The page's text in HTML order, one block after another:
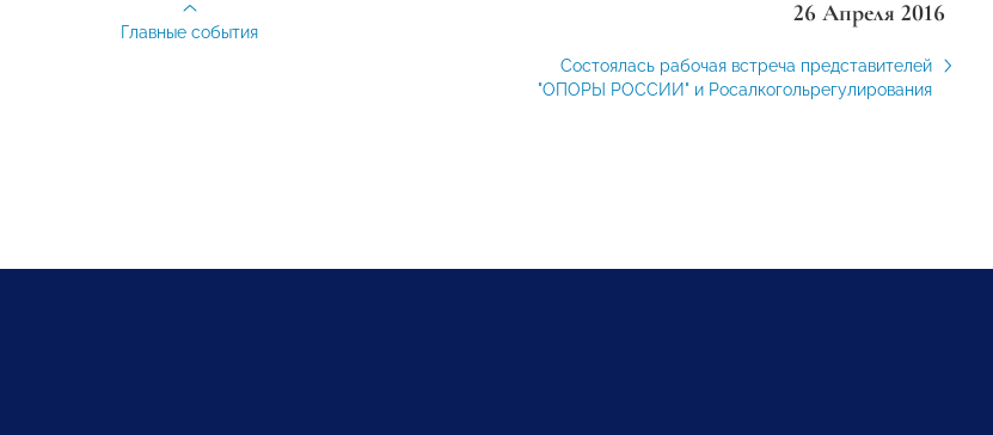
26 Апреля 2016
Состоялась рабочая встреча представителей
"ОПОРЫ РОССИИ" и Росалкогольрегулирования
Главные события